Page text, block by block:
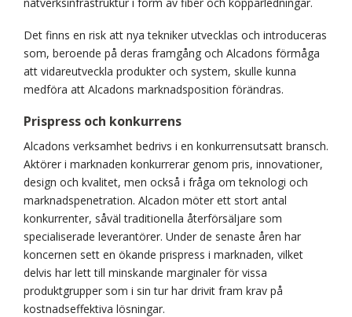
Det finns en risk att nya tekniker utvecklas och introduceras
som, beroende på deras framgång och Alcadons förmåga
att vidareutveckla produkter och system, skulle kunna
medföra att Alcadons marknadsposition förändras.
Prispress och konkurrens
Alcadons verksamhet bedrivs i en konkurrensutsatt bransch.
Aktörer i marknaden konkurrerar genom pris, innovationer,
design och kvalitet, men också i fråga om teknologi och
marknadspenetration. Alcadon möter ett stort antal
konkurrenter, såväl traditionella återförsäljare som
specialiserade leverantörer. Under de senaste åren har
koncernen sett en ökande prispress i marknaden, vilket
delvis har lett till minskande marginaler för vissa
produktgrupper som i sin tur har drivit fram krav på
kostnadseffektiva lösningar.